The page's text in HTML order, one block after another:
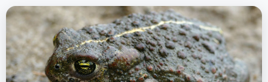
Aller
contenu